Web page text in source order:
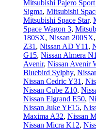
Mitsubishi Pajero Sport
Sigma, Mitsubishi
Mitsubishi Space Star,
Space Wagon 3,
180SX, Nissan 200SX,
Z31 , Nissan AD Y11 ,
G15, Nissan Almera
Avenir, Nissan Avenir
Bluebird Sylphy,
Nissan Cedric Y31 ,
Nissan Cube Z10,
Nissan Elgrand E50,
Nissan Juke YF15,
Maxima A32, Nissan
Nissan Micra K12,